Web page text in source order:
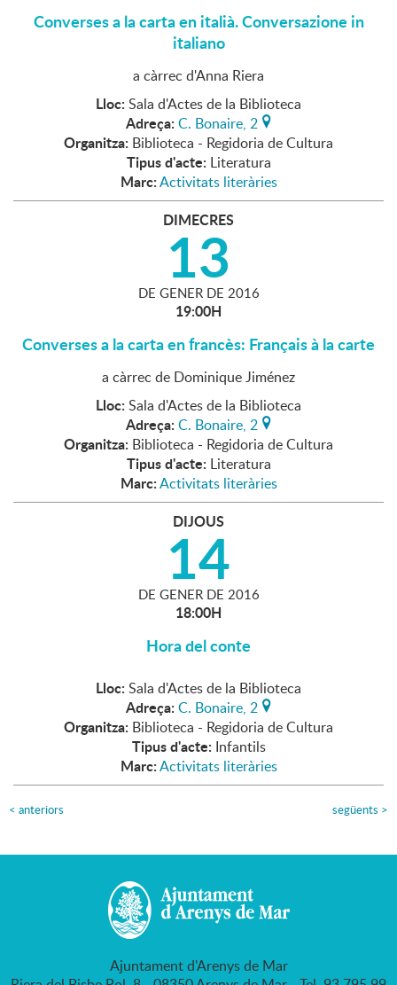
Converses a la carta en italià. Conversazione in
italiano
a càrrec d'Anna Riera
Lloc: Sala d'Actes de la Biblioteca
Adreça: C. Bonaire, 2
Organitza: Biblioteca - Regidoria de Cultura
Tipus d'acte: Literatura
Marc:Activitats literàries
DIMECRES
13
DE GENER DE 2016
19:00H
Converses a la carta en francès: Français à la carte
a càrrec de Dominique Jiménez
Lloc: Sala d'Actes de la Biblioteca
Adreça: C. Bonaire, 2
Organitza: Biblioteca - Regidoria de Cultura
Tipus d'acte: Literatura
Marc:Activitats literàries
DIJOUS
14
DE GENER DE 2016
18:00H
Hora del conte
Lloc: Sala d'Actes de la Biblioteca
Adreça: C. Bonaire, 2
Organitza: Biblioteca - Regidoria de Cultura
Tipus d'acte: Infantils
Marc:Activitats literàries
< anteriors següents >
Ajuntament d'Arenys de Mar